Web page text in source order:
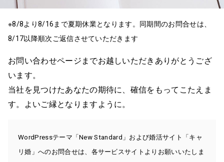
※8/8より8/16まで夏期休業となります。同期間のお問合せは、
8/17以降順次ご返信させていただきます
お問い合わせページまでお越しいただきありがとうござ
います。
当社を見つけたあなたの期待に、確信をもってこたえま
す。よいご縁となりますように。
WordPressテーマ「New Standard」および婚活サイト「キャ
リ婚」へのお問合せは、各サービスサイトよりお願いいたしま